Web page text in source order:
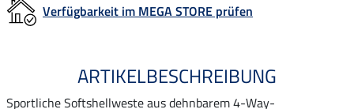
Verfügbarkeit im MEGA STORE prüfen
ARTIKELBESCHREIBUNG
Sportliche Softshellweste aus dehnbarem 4-Way-